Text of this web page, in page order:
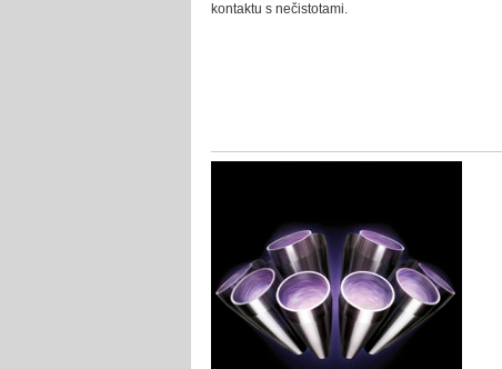
kontaktu s nečistotami.